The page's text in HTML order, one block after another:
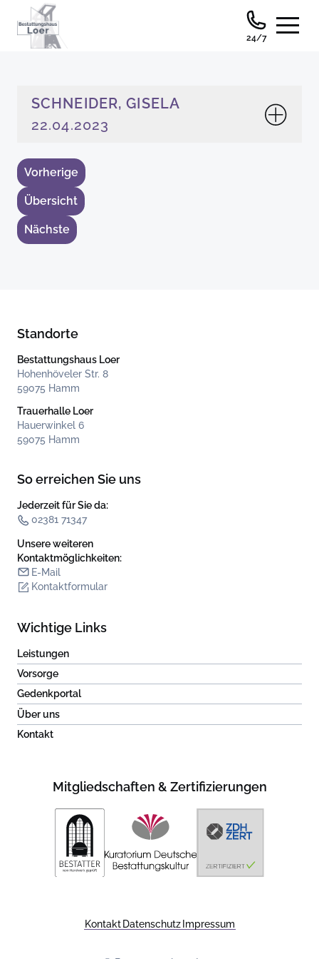
24/7
SCHNEIDER, GISELA
22.04.2023
Vorherige
Übersicht
Nächste
Standorte
Bestattungshaus Loer
Hohenhöveler Str. 8
59075 Hamm
Trauerhalle Loer
Hauerwinkel 6
59075 Hamm
So erreichen Sie uns
Jederzeit für Sie da:
02381 71347
Unsere weiteren
Kontakt­möglichkeiten:
E-Mail
Kontaktformular
Wichtige Links
Leistungen
Vorsorge
Gedenkportal
Über uns
Kontakt
Mitgliedschaften & Zertifizierungen
Kontakt Datenschutz Impressum